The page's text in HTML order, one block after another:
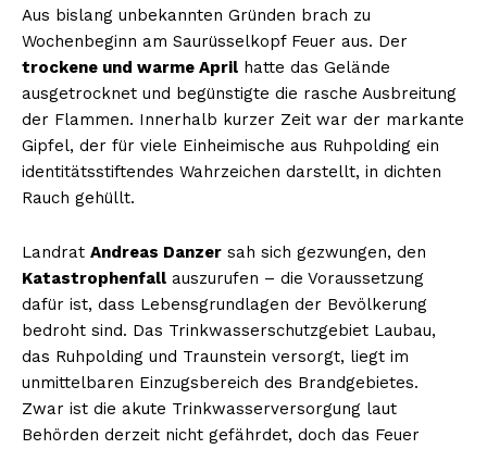
Aus bislang unbekannten Gründen brach zu
Wochenbeginn am Saurüsselkopf Feuer aus. Der
trockene und warme April hatte das Gelände
ausgetrocknet und begünstigte die rasche Ausbreitung
der Flammen. Innerhalb kurzer Zeit war der markante
Gipfel, der für viele Einheimische aus Ruhpolding ein
identitätsstiftendes Wahrzeichen darstellt, in dichten
Rauch gehüllt.
Landrat Andreas Danzer sah sich gezwungen, den
Katastrophenfall auszurufen – die Voraussetzung
dafür ist, dass Lebensgrundlagen der Bevölkerung
bedroht sind. Das Trinkwasserschutzgebiet Laubau,
das Ruhpolding und Traunstein versorgt, liegt im
unmittelbaren Einzugsbereich des Brandgebietes.
Zwar ist die akute Trinkwasserversorgung laut
Behörden derzeit nicht gefährdet, doch das Feuer